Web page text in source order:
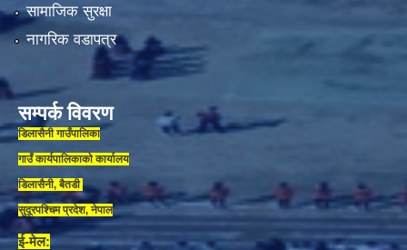
सामाजिक सुरक्षा
नागरिक वडापत्र
सम्पर्क विवरण
डिलासैनी गाउँपालिका
गाउँ कार्यपालिकाकाे कार्यालय
डिलासैनी, बैतडी
सुदूरपश्चिम प्रदेश, नेपाल
ई-मेल: